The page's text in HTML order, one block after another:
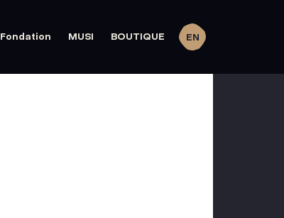
Fondation MUSI BOUTIQUE EN